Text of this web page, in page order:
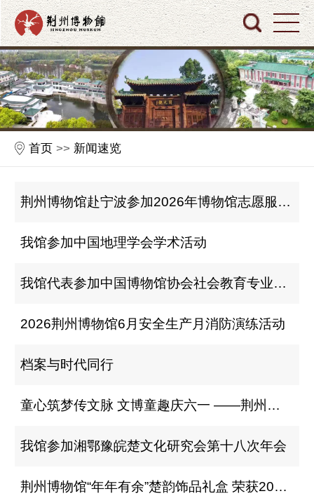
首页 >> 新闻速览
荆州博物馆赴宁波参加2026年博物馆志愿服务工作培训班暨博物馆常态化讲解志愿服务项目交流会
我馆参加中国地理学会学术活动
我馆代表参加中国博物馆协会社会教育专业委员会 2026年年会暨学术研讨会
2026荆州博物馆6月安全生产月消防演练活动
档案与时代同行
童心筑梦传文脉 文博童趣庆六一 ——荆州博物馆举办“六一”儿童节主题活动
我馆参加湘鄂豫皖楚文化研究会第十八次年会
荆州博物馆“年年有余”楚韵饰品礼盒 荣获2026中国旅游商品大赛铜奖